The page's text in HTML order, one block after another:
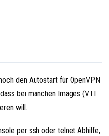
den Autostart für OpenVPN
bei manchen Images (VTI
will.
per ssh oder telnet Abhilfe,